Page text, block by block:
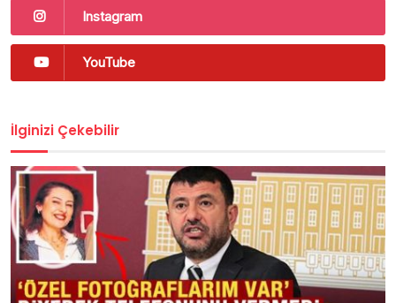
Instagram
YouTube
İlginizi Çekebilir